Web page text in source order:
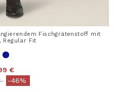
Fischgrätenstoff mit
Regular Fit
€
from
to-46%